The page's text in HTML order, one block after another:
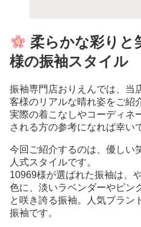
柔らかな彩り
様の振袖スタイル
振袖専門店おりえんでは、当
客様のリアルな晴れ姿をご紹
実際の着こなしやコーディネ
される方の参考になれば幸い
今回ご紹介するのは、優しい
人式スタイルです。
10969様が選ばれた振袖は、
色に、淡いラベンダーやピン
と咲き誇る振袖。人気ブラン
振袖です。